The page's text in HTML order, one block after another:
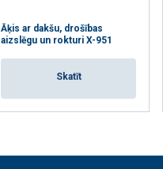
Āķis ar dakšu, drošības
aizslēgu un rokturi X-951
Skatīt